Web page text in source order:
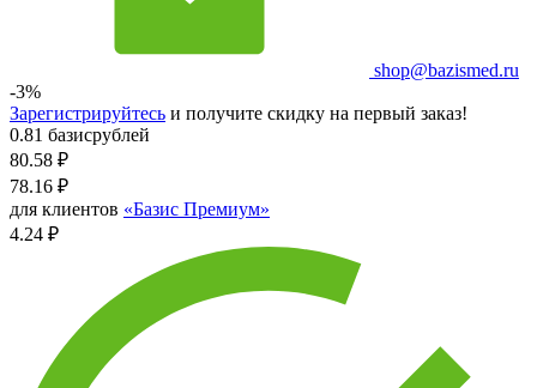
shop@bazismed.ru
-3%
Зарегистрируйтесь и получите скидку на первый заказ!
0.81 базисрублей
80.58 ₽
78.16 ₽
для клиентов «Базис Премиум»
4.24 ₽